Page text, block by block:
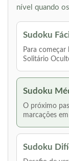
nível quando
Sudoku
Para
Solitário
Sudoku
O próximo
marcações
Sudoku